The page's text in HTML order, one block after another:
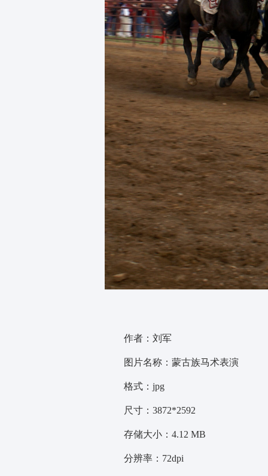
作者：刘军
图片名称：蒙古族马术表演
格式：jpg
尺寸：3872*2592
存储大小：4.12 MB
分辨率：72dpi